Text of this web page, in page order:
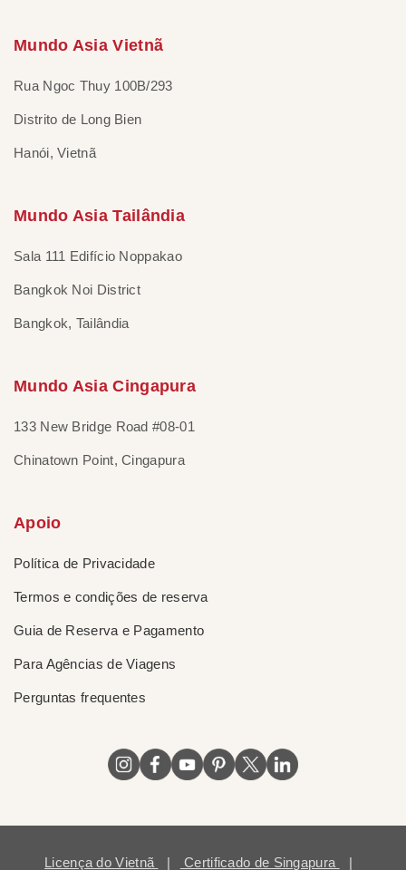
Mundo Asia Vietnã
Rua Ngoc Thuy 100B/293
Distrito de Long Bien
Hanói, Vietnã
Mundo Asia Tailândia
Sala 111 Edifício Noppakao
Bangkok Noi District
Bangkok, Tailândia
Mundo Asia Cingapura
133 New Bridge Road #08-01
Chinatown Point, Cingapura
Apoio
Política de Privacidade
Termos e condições de reserva
Guia de Reserva e Pagamento
Para Agências de Viagens
Perguntas frequentes
Licença do Vietnã | Certificado de Singapura |